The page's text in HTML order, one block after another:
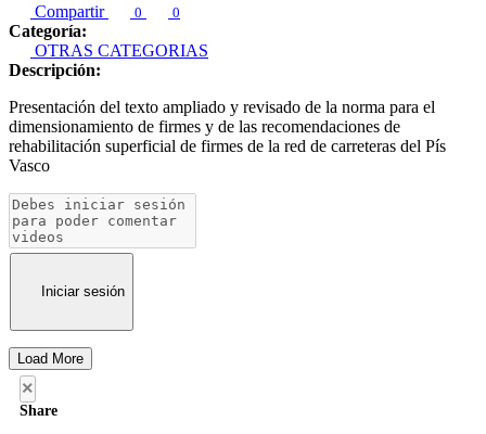
Compartir
0 0
Categoría:
OTRAS CATEGORIAS
Descripción:
Presentación del texto ampliado y revisado de la norma para el
dimensionamiento de firmes y de las recomendaciones de
rehabilitación superficial de firmes de la red de carreteras del Pís
Vasco
Iniciar sesión
Load More
×
Share